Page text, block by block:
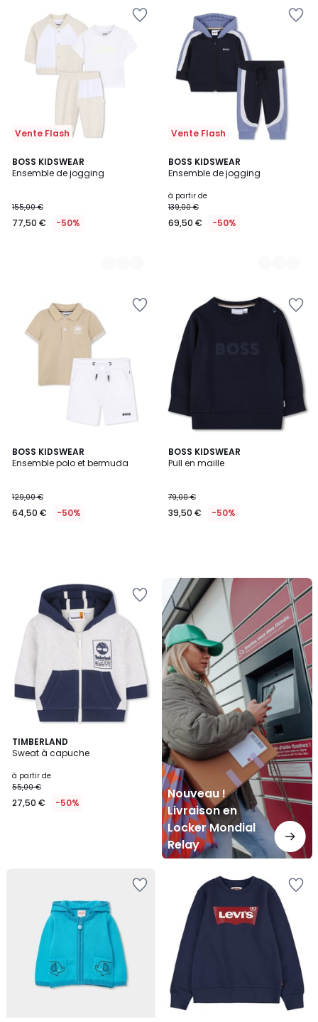
Vente Flash
BOSS KIDSWEAR
Ensemble de jogging
155,00 €
77,50 € -50%
2
Couleurs
Vente Flash
BOSS KIDSWEAR
Ensemble de jogging
à partir de
139,00 €
69,50 € -50%
2
Couleurs
BOSS KIDSWEAR
Ensemble polo et bermuda
129,00 €
64,50 € -50%
BOSS KIDSWEAR
Pull en maille
79,00 €
39,50 € -50%
TIMBERLAND
Sweat à capuche
à partir de
55,00 €
27,50 € -50%
Nouveau !
Livraison en
Locker Mondial
Relay
Nouveau
Livraison
en
Locker
Mondial
Relay